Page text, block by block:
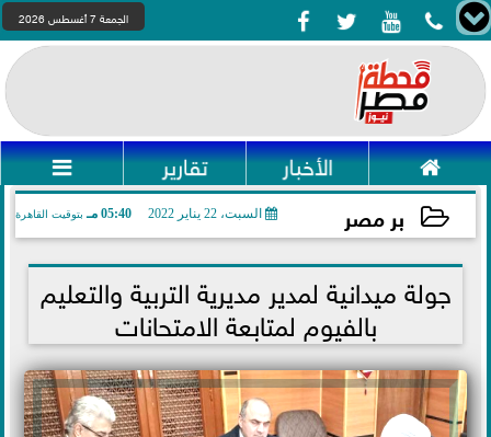
    الجمعة 7 أغسطس 2026
 الأخبار تقارير 
بر مصر السبت، 22 يناير 2022 05:40 مـ بتوقيت القاهرة
2022-01-22 17:40:28
جولة ميدانية لمدير مديرية التربية والتعليم
بالفيوم لمتابعة الامتحانات